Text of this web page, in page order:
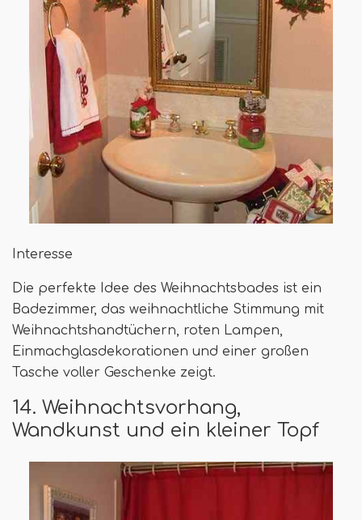
Interesse
Die perfekte Idee des Weihnachtsbades ist ein
Badezimmer, das weihnachtliche Stimmung mit
Weihnachtshandtüchern, roten Lampen,
Einmachglasdekorationen und einer großen
Tasche voller Geschenke zeigt.
14. Weihnachtsvorhang,
Wandkunst und ein kleiner Topf